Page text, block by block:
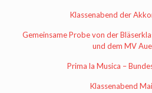
Klassenabend der
Gemeinsame Probe von der
und dem MV
Prima la Musica –
Klassenabend